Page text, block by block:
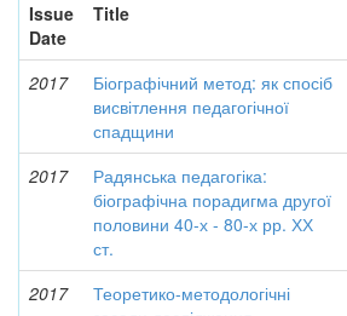
Issue
Date
Title
2017
Біографічний метод: як спосіб
висвітлення педагогічної
спадщини
2017
Радянська педагогіка:
біографічна порадигма другої
половини 40-х - 80-х рр. ХХ
ст.
2017
Теоретико-методологічні